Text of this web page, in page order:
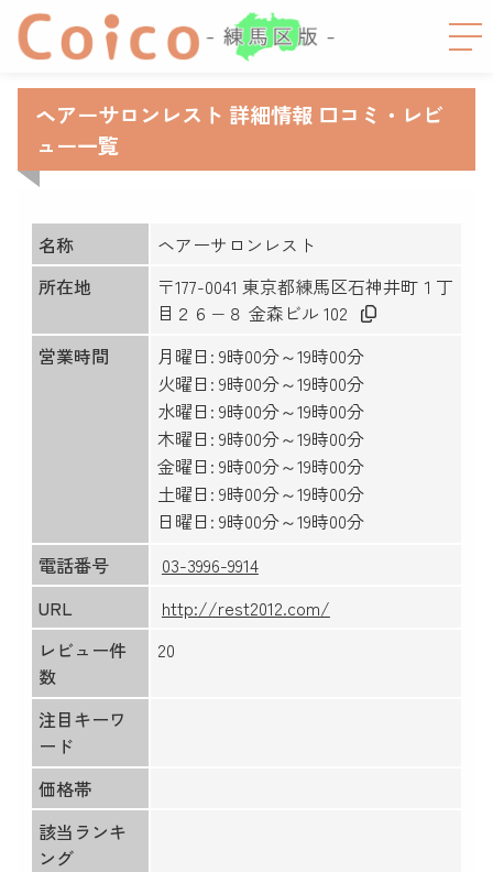
ヘアーサロンレスト 詳細情報 口コミ・レビ
ュー一覧
名称
ヘアーサロンレスト
所在地
〒177-0041 東京都練馬区石神井町１丁
目２６−８ 金森ビル 102
営業時間
月曜日: 9時00分～19時00分
火曜日: 9時00分～19時00分
水曜日: 9時00分～19時00分
木曜日: 9時00分～19時00分
金曜日: 9時00分～19時00分
土曜日: 9時00分～19時00分
日曜日: 9時00分～19時00分
電話番号
03-3996-9914
URL
http://rest2012.com/
レビュー件
数
20
注目キーワ
ード
価格帯
該当ランキ
ング